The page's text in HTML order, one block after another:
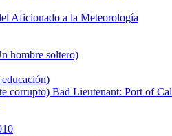
Aficionado a la Meteorología
hombre soltero)
Bad Lieutenant: Port of